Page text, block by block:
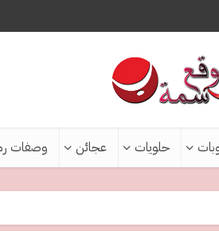
حلويات عجائن وصفات